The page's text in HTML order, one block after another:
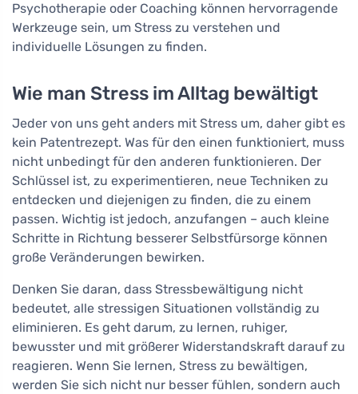
Psychotherapie oder Coaching können hervorragende
Werkzeuge sein, um Stress zu verstehen und
individuelle Lösungen zu finden.
Wie man Stress im Alltag bewältigt
Jeder von uns geht anders mit Stress um, daher gibt es
kein Patentrezept. Was für den einen funktioniert, muss
nicht unbedingt für den anderen funktionieren. Der
Schlüssel ist, zu experimentieren, neue Techniken zu
entdecken und diejenigen zu finden, die zu einem
passen. Wichtig ist jedoch, anzufangen – auch kleine
Schritte in Richtung besserer Selbstfürsorge können
große Veränderungen bewirken.
Denken Sie daran, dass Stressbewältigung nicht
bedeutet, alle stressigen Situationen vollständig zu
eliminieren. Es geht darum, zu lernen, ruhiger,
bewusster und mit größerer Widerstandskraft darauf zu
reagieren. Wenn Sie lernen, Stress zu bewältigen,
werden Sie sich nicht nur besser fühlen, sondern auch